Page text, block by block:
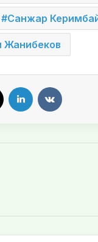
Санжар
Жанибеков